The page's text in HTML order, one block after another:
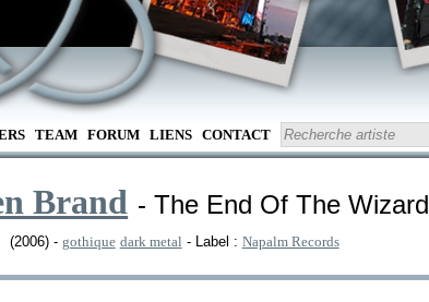
TEAM FORUM LIENS CONTACT
Brand - The End Of The Wizard
(2006) - gothique dark metal - Label : Napalm Records